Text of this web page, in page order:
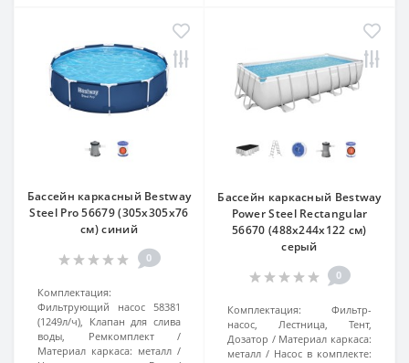
Бассейн каркасный Bestway
Steel Pro 56679 (305х305х76
см) синий
0
Комплектация:
Фильтрующий насос 58381
(1249л/ч), Клапан для слива
воды, Ремкомплект
Материал каркаса: металл
Бассейн каркасный Bestway
Power Steel Rectangular
56670 (488x244x122 см)
серый
0
Комплектация:
Фильтр-
насос, Лестница, Тент,
Дозатор
Материал каркаса:
металл
Насос в комплекте: